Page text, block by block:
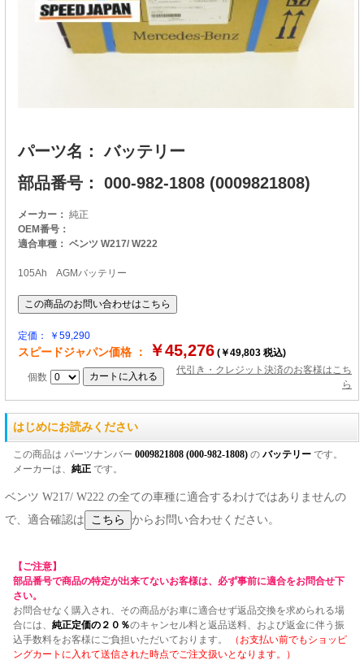
パーツ名： バッテリー
部品番号： 000-982-1808 (0009821808)
メーカー： 純正
OEM番号：
適合車種： ベンツ W217/ W222
105Ah AGMバッテリー
定価： ￥59,290
スピードジャパン価格 ： ￥45,276 (￥49,803 税込)
個数
代引き・クレジット決済のお客様はこち
ら
はじめにお読みください
この商品は パーツナンバー 0009821808 (000-982-1808) の バッテリー です。
メーカーは、 純正 です。
ベンツ W217/ W222 の全ての車種に適合するわけではありませんの
で、適合確認は
からお問い合わせください。
【ご注意】
部品番号で商品の特定が出来てないお客様は、必ず事前に適合をお問合せ下
さい。
お問合せなく購入され、その商品がお車に適合せず返品交換を求められる場
合には、 純正定価の２０％のキャンセル料と返品送料、および返金に伴う振
込手数料をお客様にご負担いただいております。
（お支払い前でもショッピ
ングカートに入れて送信された時点でご注文扱いとなります。）